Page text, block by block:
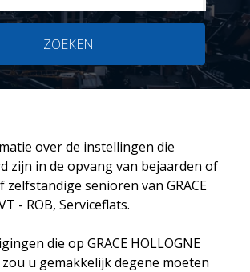
ZOEKEN
over de instellingen die
zijn in de opvang van bejaarden of
senioren van GRACE
- ROB, Serviceflats.
die op GRACE HOLLOGNE
u gemakkelijk degene moeten